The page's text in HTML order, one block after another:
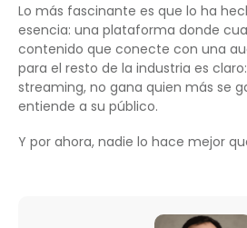
Lo más fascinante es que lo ha
esencia: una plataforma donde
contenido que conecte con una
para el resto de la industria es
streaming, no gana quien más se
entiende a su público.
Y por ahora, nadie lo hace mejor